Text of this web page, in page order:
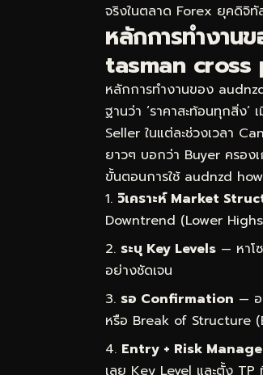
จริงในตลาด Forex ยุคดิจิทั
หลักการทำงา
tasman cross
หลักการทำงานของ
ฐานว่า ‘ราคาสะท้อนทุกสิ่ง
Seller ในแต่ละช่วงเวลา
ยาวๆ บอกว่า Buyer ครอง
ขั้นตอนการใช้ audnzd
วิเคราะห์ Market
Downtrend (Lower
ระบุ Key Levels — หาโ
อย่างชัดเจน
รอ Confirmation — อ
หรือ Break of Structure
Entry + Risk
เลย Key Level และตั้ง TP